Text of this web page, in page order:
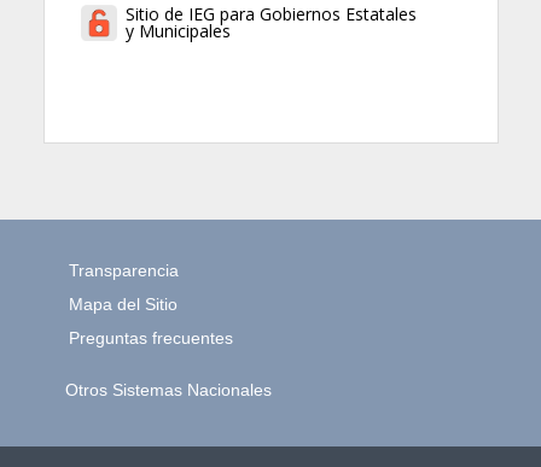
Sitio de IEG para Gobiernos Estatales
y Municipales
Transparencia
Mapa del Sitio
Preguntas frecuentes
Otros Sistemas Nacionales